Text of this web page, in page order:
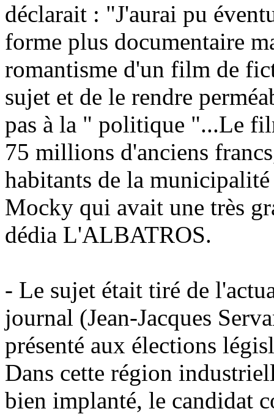
déclarait : "J'aurai pu
forme plus documentaire
romantisme d'un film de
sujet et de le rendre
pas à la " politique "...Le
75 millions d'anciens
habitants de la municipalité
Mocky qui avait une très
dédia L'ALBATROS.
- Le sujet était tiré de
journal (Jean-Jacques
présenté aux élections
Dans cette région
bien implanté, le candidat